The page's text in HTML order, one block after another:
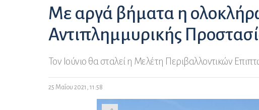
Με αργά βήματα η
Αντιπλημμυρικής
Τον Ιούνιο θα σταλεί η Μελέτη Περιβαλλοντικών
25 Μαΐου 2021, 11:58